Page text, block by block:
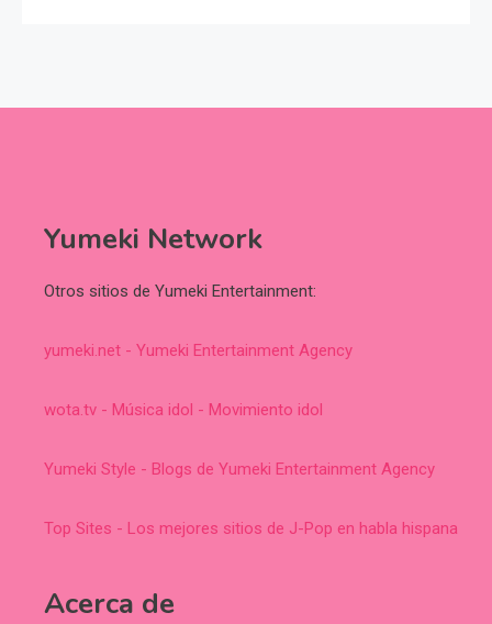
Yumeki Network
Otros sitios de Yumeki Entertainment:
yumeki.net - Yumeki Entertainment Agency
wota.tv - Música idol - Movimiento idol
Yumeki Style - Blogs de Yumeki Entertainment Agency
Top Sites - Los mejores sitios de J-Pop en habla hispana
Acerca de